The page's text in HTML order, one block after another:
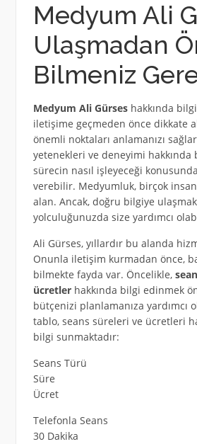
Medyum Ali
Ulaşmadan
Bilmeniz
Medyum Ali Gürseshakkında
iletişime geçmeden önce dikkate
önemli noktaları anlamanızı
yetenekleri ve deneyimi
sürecin nasıl işleyeceği
verebilir. Medyumluk, birçok
alan. Ancak, doğru bilgiye
yolculuğunuzda size yardımcı
Ali Gürses, yıllardır bu alanda
Onunla iletişim kurmadan önce,
bilmekte fayda var. Öncelikle,
ücretlerhakkında bilgi edinmek
bütçenizi planlamanıza yardımcı
tablo, seans süreleri ve ücretleri
bilgi sunmaktadır:
Seans Türü
Süre
Ücret
Telefonla Seans
30 Dakika